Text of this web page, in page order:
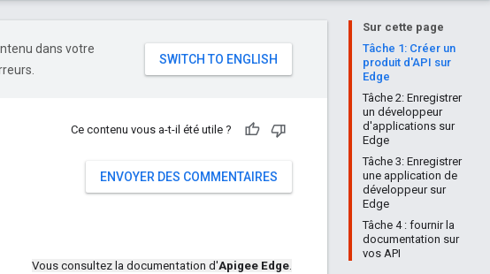
Sur cette page
Tâche 1: Créer un
produit d'API sur
Edge
Tâche 2: Enregistrer
un développeur
d'applications sur
Edge
Tâche 3: Enregistrer
une application de
développeur sur
Edge
Tâche 4 : fournir la
documentation sur
vos API
dans votre
Ce contenu vous a-t-il été utile ?
ENVOYER DES COMMENTAIRES
Vous consultez la documentation d'Apigee Edge.